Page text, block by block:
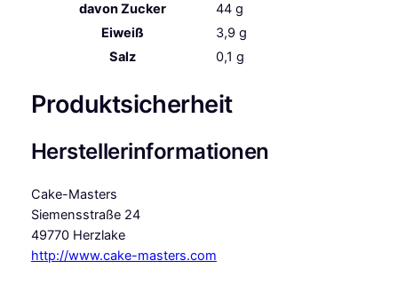
davonZucker 44 g
Eiweiß
3,9 g
Salz
0,1 g
Produktsicherheit
Herstellerinformationen
Cake-Masters
Siemensstraße 24
49770 Herzlake
http://www.cake-masters.com